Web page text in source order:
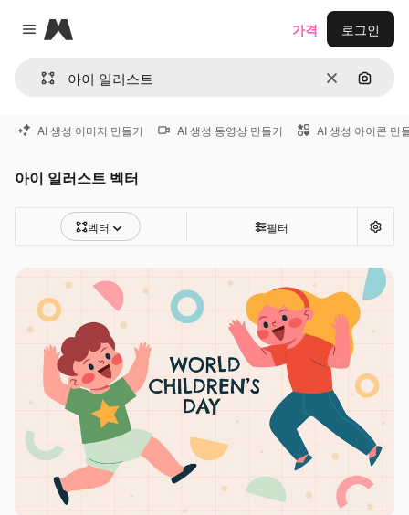
Close menu
Magnific
지우기이미지
가격 로그인
AI 생성 이미지 만들기 AI 생성 동영상 만들기 AI 생성 아이콘 만
아이 일러스트 벡터
벡터 필터